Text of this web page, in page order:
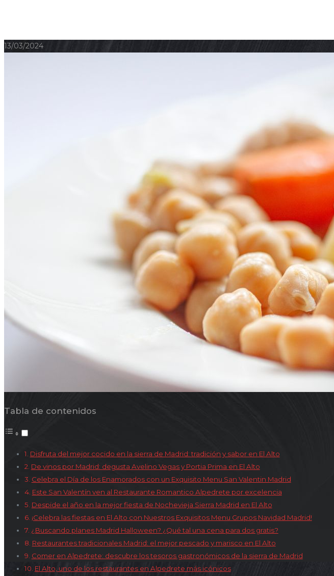
13/03/2024
Tabla de contenidos
Disfruta del mejor cocido en la sierra de Madrid: tradición y sabor en El Alto
De vinos por Madrid: degusta Avelino Vegas y Portia Prima en El Alto
Celebra el Día de los Enamorados con un Exquisito Menu San Valentin Madrid
Este San Valentín ven al Restaurante Romantico Alpedrete por excelencia
Despide el año en la mejor fiesta de Nochevieja Sierra Madrid en El Alto
¡Celebra las fiestas en El Alto con Nuestros Exquisitos Menu Grupos Navidad Madrid!
¿Buscando planes Madrid Halloween? ¿Qué tal una cena para dos gratis?
Restaurantes tradicionales Madrid: el mejor pescado y marisco en El Alto
Comer en Alpedrete: descubre los tesoros gastronómicos de la sierra de Madrid
El Alto, uno de los restaurantes en Alpedrete más icónicos